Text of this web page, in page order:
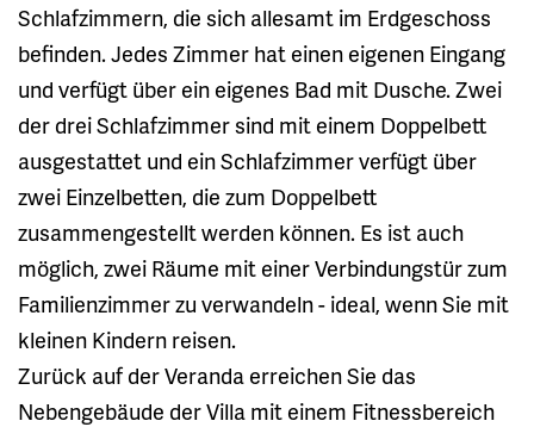
Schlafzimmern, die sich allesamt im Erdgeschoss
befinden. Jedes Zimmer hat einen eigenen Eingang
und verfügt über ein eigenes Bad mit Dusche. Zwei
der drei Schlafzimmer sind mit einem Doppelbett
ausgestattet und ein Schlafzimmer verfügt über
zwei Einzelbetten, die zum Doppelbett
zusammengestellt werden können. Es ist auch
möglich, zwei Räume mit einer Verbindungstür zum
Familienzimmer zu verwandeln - ideal, wenn Sie mit
kleinen Kindern reisen.
Zurück auf der Veranda erreichen Sie das
Nebengebäude der Villa mit einem Fitnessbereich